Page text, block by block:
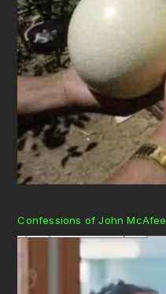
Confessions of John McAfee